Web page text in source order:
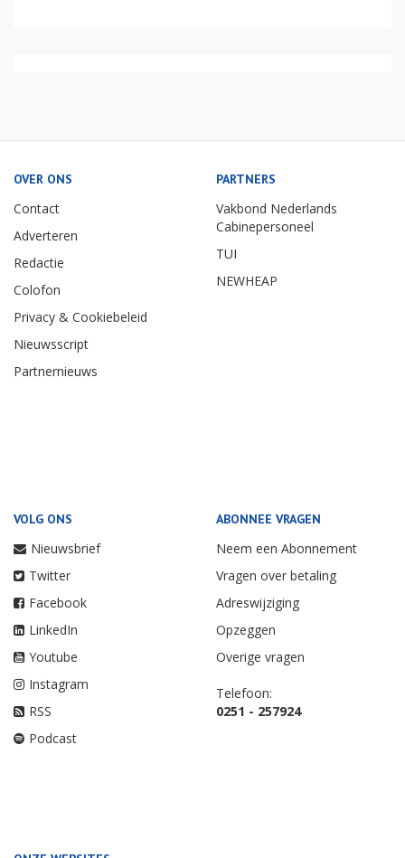
OVER ONS
Contact
Adverteren
Redactie
Colofon
Privacy & Cookiebeleid
Nieuwsscript
Partnernieuws
PARTNERS
Vakbond Nederlands
Cabinepersoneel
TUI
NEWHEAP
VOLG ONS
Nieuwsbrief
Twitter
Facebook
LinkedIn
Youtube
Instagram
RSS
Podcast
ABONNEE VRAGEN
Neem een Abonnement
Vragen over betaling
Adreswijziging
Opzeggen
Overige vragen
Telefoon:
0251 - 257924